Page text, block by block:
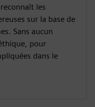
les
sur la base de
Sans aucun
pour
dans le